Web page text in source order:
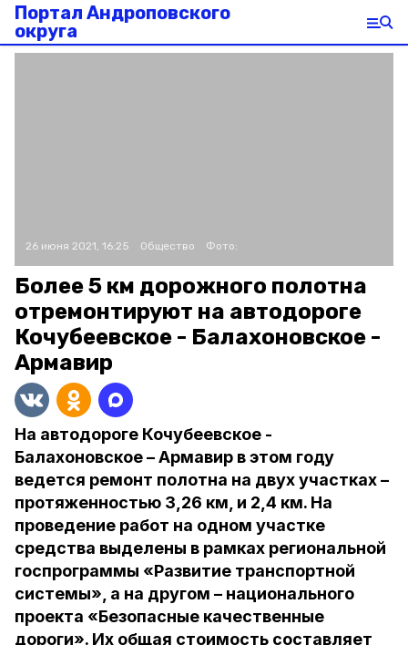
Портал Андроповского
округа
26 июня 2021, 16:25 Общество Фото:
Более 5 км дорожного полотна
отремонтируют на автодороге
Кочубеевское - Балахоновское -
Армавир
На автодороге Кочубеевское -
Балахоновское – Армавир в этом году
ведется ремонт полотна на двух участках –
протяженностью 3,26 км, и 2,4 км. На
проведение работ на одном участке
средства выделены в рамках региональной
госпрограммы «Развитие транспортной
системы», а на другом – национального
проекта «Безопасные качественные
дороги». Их общая стоимость составляет